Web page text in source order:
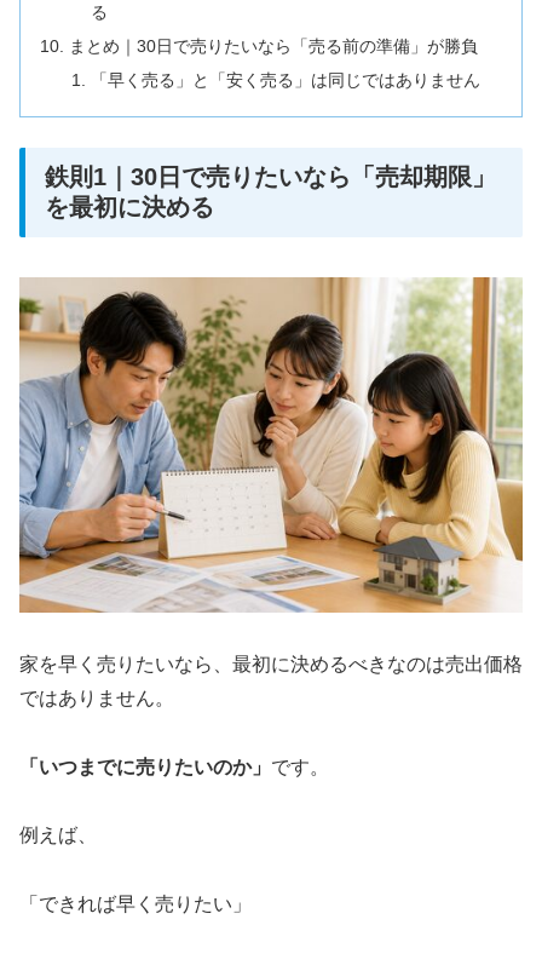
る
まとめ｜30日で売りたいなら「売る前の準備」が勝負
「早く売る」と「安く売る」は同じではありません
鉄則1｜30日で売りたいなら「売却期限」
を最初に決める
家を早く売りたいなら、最初に決めるべきなのは売出価格
ではありません。
「いつまでに売りたいのか」 です。
例えば、
「できれば早く売りたい」